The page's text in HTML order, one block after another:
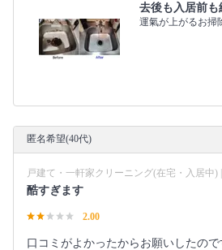
去後も入居前
運氣が上がるお掃
匿名希望(40代)
戸建て・一軒家クリーニング(在宅・入居中)
酷すぎます
2.00
口コミがよかったからお願いしたの